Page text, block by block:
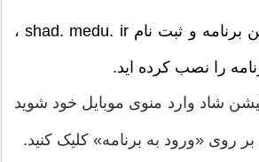
قبل استفاده از این برنامه و ثبت نام shad. medu. ir ،
را نصب کرده اید.
شاد وارد منوی موبایل خود شوید
بر روی «ورود به برنامه» کلیک کنید.